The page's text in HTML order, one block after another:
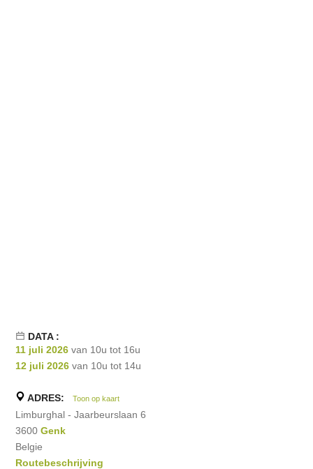
DATA :
11 juli 2026 van 10u tot 16u
12 juli 2026 van 10u tot 14u
ADRES: Toon op kaart
Limburghal - Jaarbeurslaan 6
3600Genk
Belgie
Routebeschrijving